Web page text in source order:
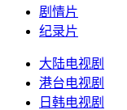
剧情片
纪录片
大陆电视剧
港台电视剧
日韩电视剧